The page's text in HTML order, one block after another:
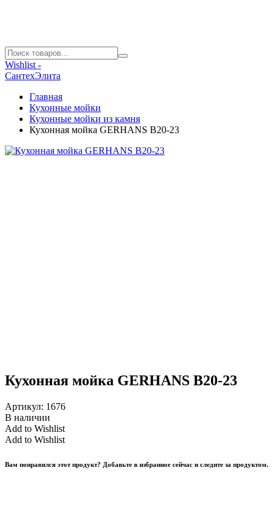
Wishlist -
СантехЭлита
Главная
Кухонные мойки
Кухонные мойки из камня
Кухонная мойка GERHANS B20-23
Кухонная мойка GERHANS B20-23
Артикул: 1676
В наличии
Add to Wishlist
Add to Wishlist
Вам понравился этот продукт? Добавьте в избранное сейчас и следите за продуктом.